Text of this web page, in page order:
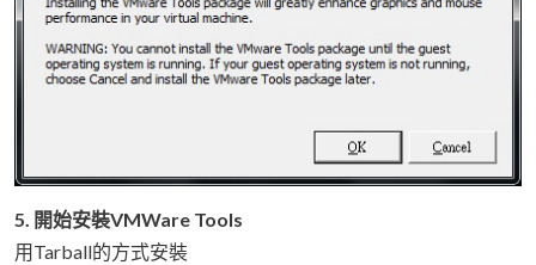
5. 開始安裝VMWare Tools
用Tarball的方式安裝